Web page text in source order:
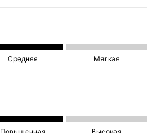
Средняя Мягкая